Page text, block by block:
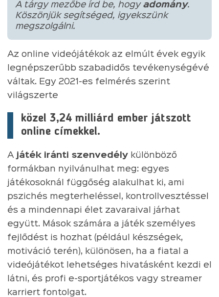
A tárgy mezőbe írd be, hogy adomány.
Köszönjük segítséged, igyekszünk
megszolgálni.
Az online videójátékok az elmúlt évek egyik
legnépszerűbb szabadidős tevékenységévé
váltak. Egy 2021-es felmérés szerint
világszerte
közel 3,24 milliárd ember játszott
online címekkel.
A játék iránti szenvedély különböző
formákban nyilvánulhat meg: egyes
játékosoknál függőség alakulhat ki, ami
pszichés megterheléssel, kontrollvesztéssel
és a mindennapi élet zavaraival járhat
együtt. Mások számára a játék személyes
fejlődést is hozhat (például készségek,
motiváció terén), különösen, ha a fiatal a
videójátékot lehetséges hivatásként kezdi el
látni, és profi e-sportjátékos vagy streamer
karriert fontolgat.